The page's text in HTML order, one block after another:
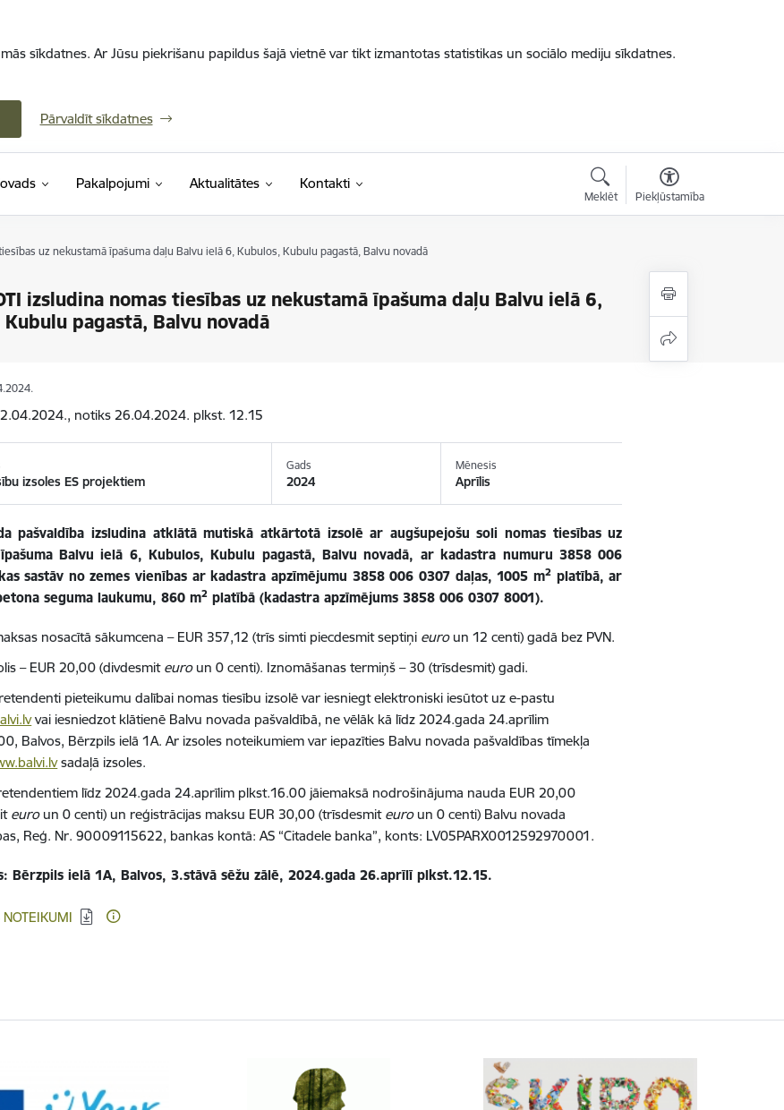
sīkdatnes. Ar Jūsu piekrišanu papildus šajā vietnē var tikt izmantotas statistikas un sociālo mediju sīkdatnes.
Pārvaldīt sīkdatnes
Pakalpojumi Aktualitātes Kontakti
Meklēt Piekļūstamība
uz nekustamā īpašuma daļu Balvu ielā 6, Kubulos, Kubulu pagastā, Balvu novadā
izsludina nomas tiesības uz nekustamā īpašuma daļu Balvu ielā 6,
pagastā, Balvu novadā
notiks 26.04.2024. plkst. 12.15
izsoles ES projektiem
Gads
2024
Mēnesis
Aprīlis
pašvaldība izsludina atklātā mutiskā atkārtotā izsolē ar augšupejošu soli nomas tiesības uz
Balvu ielā 6, Kubulos, Kubulu pagastā, Balvu novadā, ar kadastra numuru 3858 006
sastāv no zemes vienības ar kadastra apzīmējumu 3858 006 0307 daļas, 1005 m2platībā, ar
seguma laukumu, 860 m2 platībā (kadastra apzīmējums 3858 006 0307 8001).
nosacītā sākumcena – EUR 357,12 (trīs simti piecdesmit septiņi euroun 12 centi) gadā bez PVN.
– EUR 20,00 (divdesmit euroun 0 centi). Iznomāšanas termiņš – 30 (trīsdesmit) gadi.
pieteikumu dalībai nomas tiesību izsolē var iesniegt elektroniski iesūtot uz e-pastu
vai iesniedzot klātienē Balvu novada pašvaldībā, ne vēlāk kā līdz 2024.gada 24.aprīlim
Balvos, Bērzpils ielā 1A. Ar izsoles noteikumiem var iepazīties Balvu novada pašvaldības tīmekļa
sadaļā izsoles.
līdz 2024.gada 24.aprīlim plkst.16.00 jāiemaksā nodrošinājuma nauda EUR 20,00
euroun 0 centi) un reģistrācijas maksu EUR 30,00 (trīsdesmit euroun 0 centi) Balvu novada
Reģ. Nr. 90009115622, bankas kontā: AS “Citadele banka”, konts: LV05PARX0012592970001.
Bērzpils ielā 1A, Balvos, 3.stāvā sēžu zālē, 2024.gada 26.aprīlī plkst.12.15.
NOTEIKUMI